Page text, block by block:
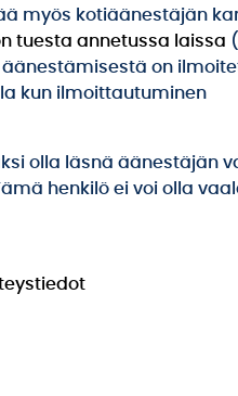
myös kotiäänestäjän
tuesta annetussa laissa
on
kun ilmoittautuminen
olla läsnä äänestäjän
henkilö ei voi olla
uudessa välilehdessä